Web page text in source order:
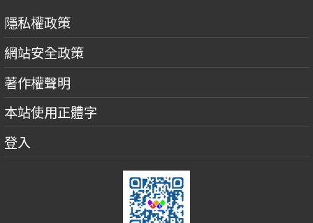
隱私權政策
網站安全政策
著作權聲明
本站使用正體字
登入